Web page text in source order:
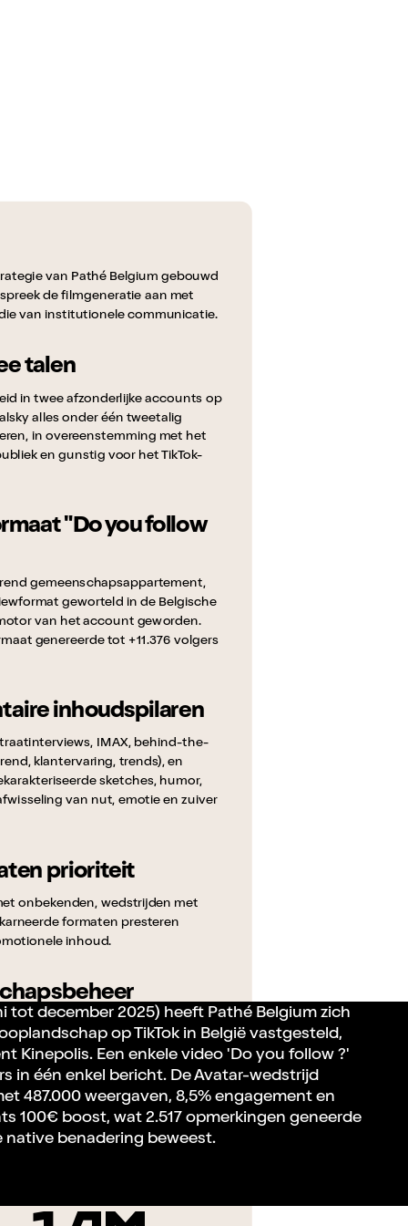
van Pathé Belgium gebouwd
de filmgeneratie aan met
van institutionele communicatie.
talen
in twee afzonderlijke accounts op
alles onder één tweetalig
in overeenstemming met het
en gunstig voor het TikTok-
"Do you follow
gemeenschapsappartement,
geworteld in de Belgische
van het account geworden.
genereerde tot +11.376 volgers
inhoudspilaren
IMAX, behind-the-
klantervaring, trends), en
sketches, humor,
van nut, emotie en zuiver
prioriteit
onbekenden, wedstrijden met
formaten presteren
inhoud.
per week, licht en complicitair,
de gemeenschap om kijkers in
inhoud via een maandelijks
tot december 2025) heeft Pathé Belgium zich
op TikTok in België vastgesteld,
Kinepolis. Een enkele video 'Do you follow ?'
in één enkel bericht. De Avatar-wedstrijd
487.000 weergaven, 8,5% engagement en
100€ boost, wat 2.517 opmerkingen geneerde
benadering beweest.